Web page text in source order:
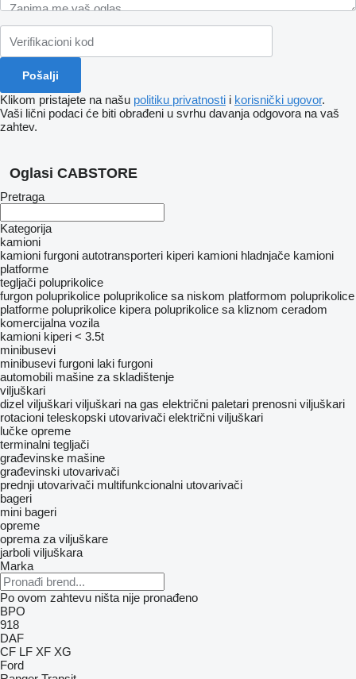
Klikom pristajete na našu politiku privatnosti i korisnički ugovor.
Vaši lični podaci će biti obrađeni u svrhu davanja odgovora na vaš
zahtev.
Oglasi CABSTORE
Pretraga
Kategorija
kamioni
kamioni furgoni autotransporteri kiperi kamioni hladnjače kamioni
platforme
tegljači poluprikolice
furgon poluprikolice poluprikolice sa niskom platformom poluprikolice
platforme poluprikolice kipera poluprikolice sa kliznom ceradom
komercijalna vozila
kamioni kiperi < 3.5t
minibusevi
minibusevi furgoni laki furgoni
automobili mašine za skladištenje
viljuškari
dizel viljuškari viljuškari na gas električni paletari prenosni viljuškari
rotacioni teleskopski utovarivači električni viljuškari
lučke opreme
terminalni tegljači
građevinske mašine
građevinski utovarivači
prednji utovarivači multifunkcionalni utovarivači
bageri
mini bageri
opreme
oprema za viljuškare
jarboli viljuškara
Marka
Po ovom zahtevu ništa nije pronađeno
BPO
918
DAF
CF LF XF XG
Ford